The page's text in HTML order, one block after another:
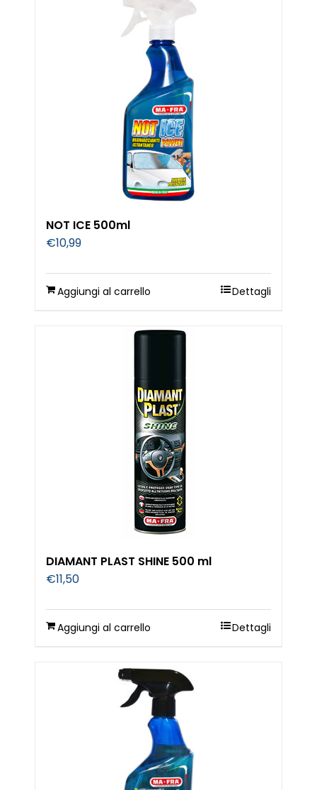
NOT ICE 500ml
€10,99
Aggiungi al carrello Dettagli
DIAMANT PLAST SHINE 500 ml
€11,50
Aggiungi al carrello Dettagli